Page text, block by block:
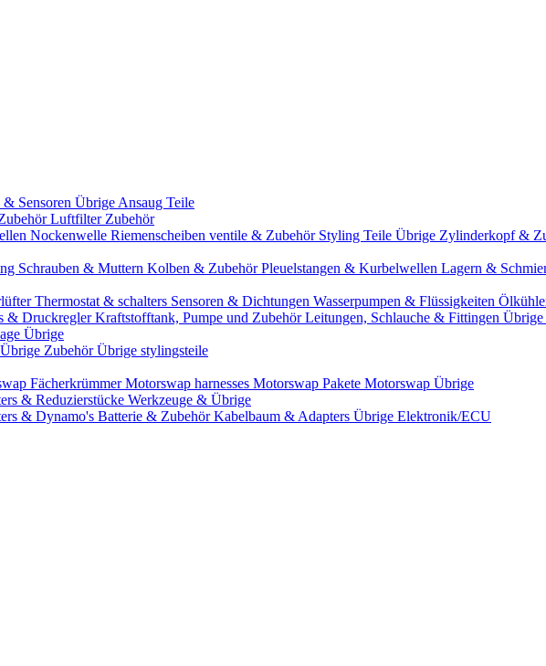
Sensoren Übrige Ansaug Teile
Luftfilter Zubehör
Nockenwelle Riemenscheiben ventile & Zubehör Styling Teile Übrige Zylinderkopf &
Schrauben & Muttern Kolben & ZubehörPleuelstangen & Kurbelwellen Lagern &
Thermostat & schalters Sensoren & Dichtungen Wasserpumpen & Flüssigkeiten
& DruckreglerKraftstofftank, Pumpe und ZubehörLeitungen, Schlauche & Fittingen Übrige
Übrige
ZubehörÜbrige stylingsteile
FächerkrümmerMotorswap harnesses Motorswap Pakete Motorswap Übrige
& Reduzierstücke Werkzeuge & Übrige
& Dynamo's Batterie & ZubehörKabelbaum & Adapters Übrige Elektronik/ECU